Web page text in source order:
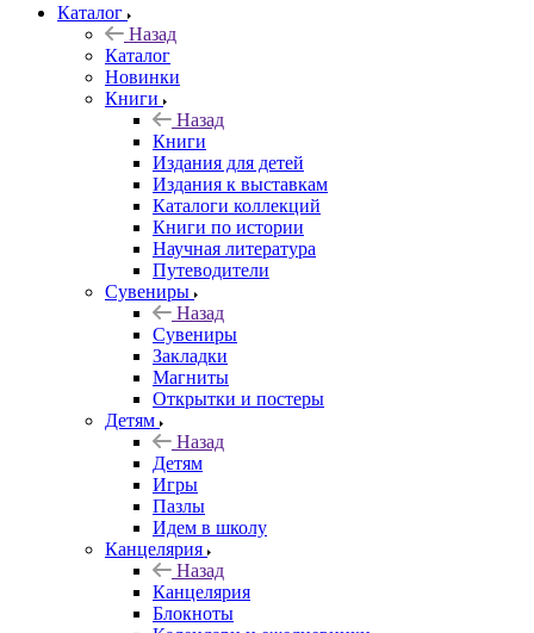
Каталог
Назад
Каталог
Новинки
Книги
Назад
Книги
Издания для детей
Издания к выставкам
Каталоги коллекций
Книги по истории
Научная литература
Путеводители
Сувениры
Назад
Сувениры
Закладки
Магниты
Открытки и постеры
Детям
Назад
Детям
Игры
Пазлы
Идем в школу
Канцелярия
Назад
Канцелярия
Блокноты